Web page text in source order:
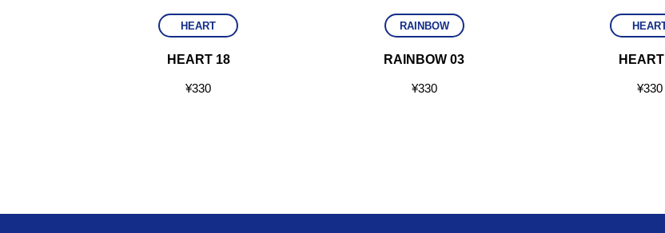
HEART
HEART 18
¥330
RAINBOW
RAINBOW 03
¥330 ¥330